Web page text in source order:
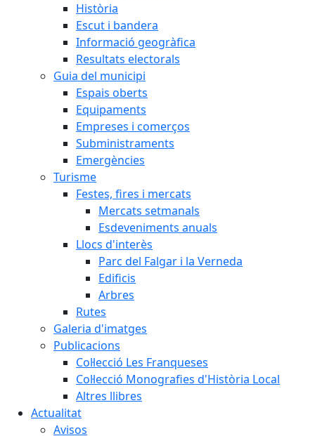
Història
Escut i bandera
Informació geogràfica
Resultats electorals
Guia del municipi
Espais oberts
Equipaments
Empreses i comerços
Subministraments
Emergències
Turisme
Festes, fires i mercats
Mercats setmanals
Esdeveniments anuals
Llocs d'interès
Parc del Falgar i la Verneda
Edificis
Arbres
Rutes
Galeria d'imatges
Publicacions
Col·lecció Les Franqueses
Col·lecció Monografies d'Història Local
Altres llibres
Actualitat
Avisos